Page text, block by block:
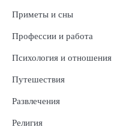
Приметы и сны
Профессии и работа
Психология и отношения
Путешествия
Развлечения
Религия